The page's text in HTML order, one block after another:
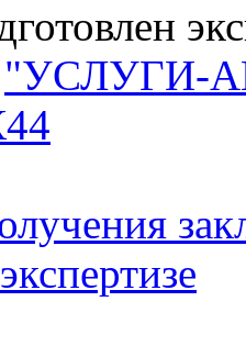
"УСЛУГИ-